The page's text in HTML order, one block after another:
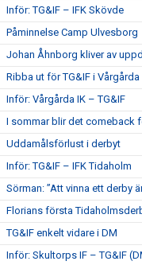
Inför: TG&IF – IFK Skövde
Påminnelse Camp Ulvesborg
Johan Åhnborg kliver av
Ribba ut för TG&IF i Vårgårda
Inför: Vårgårda IK – TG&IF
I sommar blir det comeback
Uddamålsförlust i derbyt
Inför: TG&IF – IFK Tidaholm
Sörman: ”Att vinna ett derby
Florians första
TG&IF enkelt vidare i DM
Inför: Skultorps IF – TG&IF